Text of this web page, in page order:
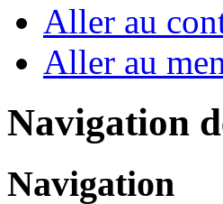
Aller au
Aller au
Navigation
Navigation